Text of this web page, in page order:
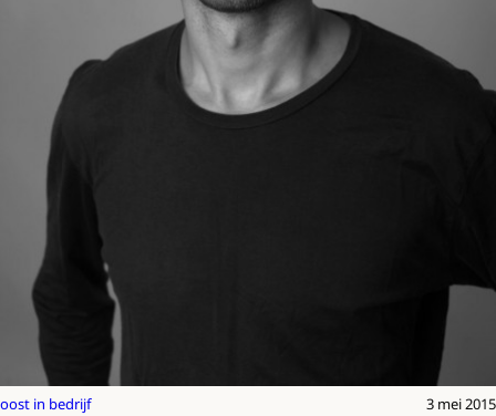
oost in bedrijf 3 mei 2015